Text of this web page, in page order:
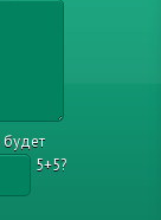
будет
5+5?